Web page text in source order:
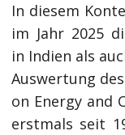
In diesem
im Jahr 2025
in Indien als
Auswertung
on Energy and
erstmals seit